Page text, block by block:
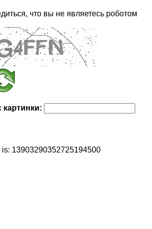
что вы не являетесь роботом
картинки:
is: 13903290352725194500